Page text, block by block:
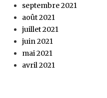
septembre 2021
août 2021
juillet 2021
juin 2021
mai 2021
avril 2021